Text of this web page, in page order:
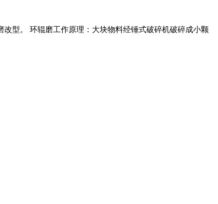
型。 环辊磨工作原理：大块物料经锤式破碎机破碎成小颗